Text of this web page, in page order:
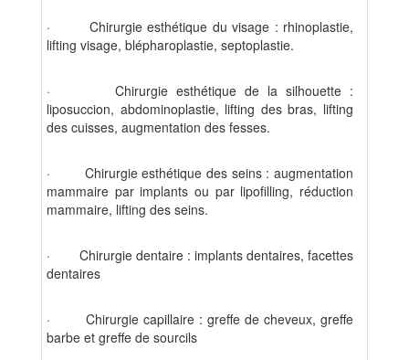
·
Chirurgie esthétique du visage : rhinoplastie,
lifting visage, blépharoplastie, septoplastie.
·
Chirurgie esthétique de la silhouette :
liposuccion, abdominoplastie, lifting des bras, lifting
des cuisses, augmentation des fesses.
·
Chirurgie esthétique des seins : augmentation
mammaire par implants ou par lipofilling, réduction
mammaire, lifting des seins.
·
Chirurgie dentaire : implants dentaires, facettes
dentaires
·
Chirurgie capillaire : greffe de cheveux, greffe
barbe et greffe de sourcils